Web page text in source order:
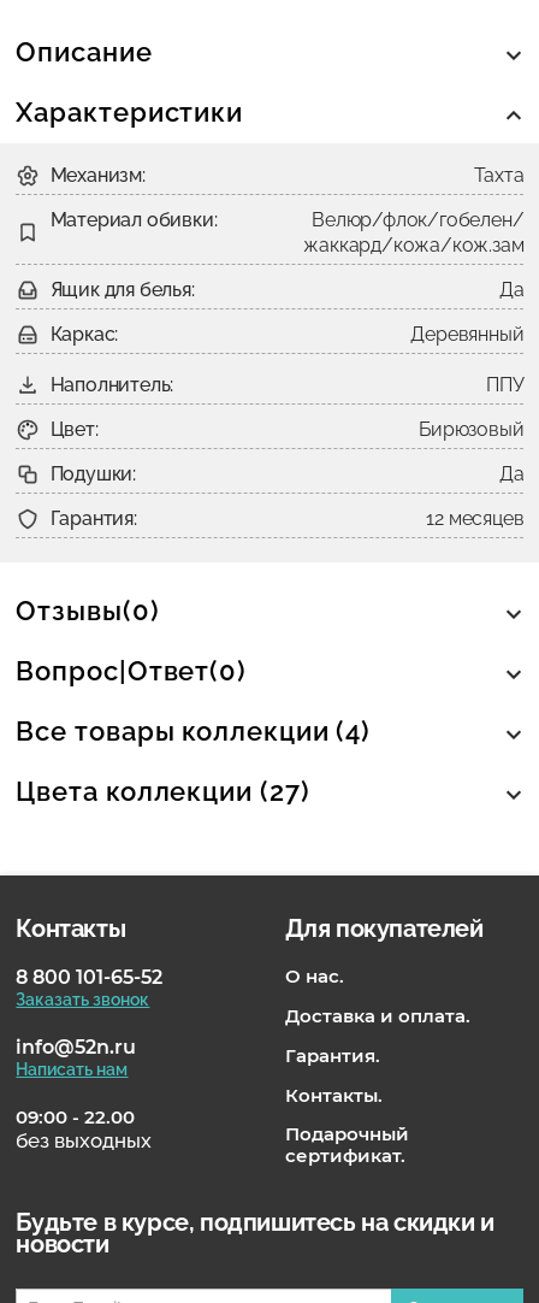
Описание
Характеристики
Механизм:
Тахта
Материал обивки:
Велюр/флок/гобелен/
жаккард/кожа/кож.зам
Ящик для белья:
Да
Каркас:
Деревянный
Наполнитель:
ППУ
Цвет:
Бирюзовый
Подушки:
Да
Гарантия:
12 месяцев
Отзывы(0)
Вопрос|Ответ(0)
Все товары коллекции (4)
Цвета коллекции (27)
Контакты
8 800 101-65-52
Заказать звонок
info@52n.ru
Написать нам
09:00 - 22.00
без выходных
Для покупателей
О нас.
Доставка и оплата.
Гарантия.
Контакты.
Подарочный
сертификат.
Будьте в курсе, подпишитесь на скидки и
новости